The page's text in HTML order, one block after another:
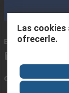
Envíenos un email
Conectar con
Las cookies
ofrecerle.